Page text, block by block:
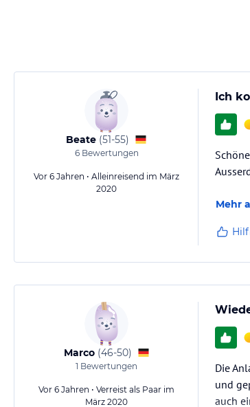
Beate (51-55)
6Bewertungen
Vor 6 Jahren • Alleinreisend im März
2020
Ich
Mehr
Marco (46-50)
1 Bewertungen
Vor 6 Jahren • Verreist als Paar im
März 2020
Die
und
auch